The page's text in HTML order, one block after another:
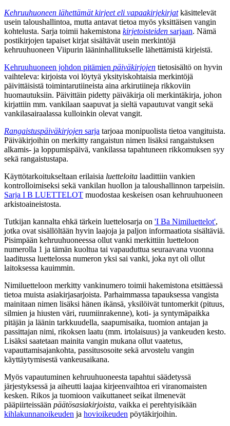
Kehruuhuoneen lähettämät kirjeet eli vapaakirjekirjatkäsittelevät
usein taloushallintoa, mutta antavat tietoa myös yksittäisen vangin
kohtelusta. Sarja toimii hakemistona kirjetoisteiden sarjaan. Nämä
postikirjojen tapaiset kirjat sisältävät usein merkintöjä
kehruuhuoneen Viipurin lääninhallitukselle lähettämistä kirjeistä.
Kehruuhuoneen johdon pitämien päiväkirjojen tietosisältö on hyvin
vaihteleva: kirjoista voi löytyä yksityiskohtaisia merkintöjä
päivittäisistä toimintarutiineista aina arkirutiineja rikkoviin
huomautuksiin. Päivittäin pidetty päiväkirja oli merkintäkirja, johon
kirjattiin mm. vankilaan saapuvat ja sieltä vapautuvat vangit sekä
vankilasairaalassa kulloinkin olevat vangit.
Rangaistuspäiväkirjojen sarja tarjoaa monipuolista tietoa vangituista.
Päiväkirjoihin on merkitty rangaistun nimen lisäksi rangaistuksen
alkamis- ja loppumispäivä, vankilassa tapahtuneen rikkomuksen syy
sekä rangaistustapa.
Käyttötarkoitukseltaan erilaisia luetteloita laadittiin vankien
kontrolloimiseksi sekä vankilan huollon ja taloushallinnon tarpeisiin.
Sarja I B LUETTELOT muodostaa keskeisen osan kehruuhuoneen
arkistoaineistosta.
Tutkijan kannalta ehkä tärkein luettelosarja on 'I Ba Nimiluettelot',
jotka ovat sisällöltään hyvin laajoja ja paljon informaatiota sisältäviä.
Pisimpään kehruuhuoneessa ollut vanki merkittiin luetteloon
numerolla 1 ja tämän kuoltua tai vapauduttua seuraavana vuonna
laaditussa luettelossa numeron yksi sai vanki, joka nyt oli ollut
laitoksessa kauimmin.
Nimiluetteloon merkitty vankinumero toimii hakemistona etsittäessä
tietoa muista asiakirjasarjoista. Parhaimmassa tapauksessa vangista
mainitaan nimen lisäksi hänen ikänsä, yksilöivät tuntomerkit (pituus,
silmien ja hiusten väri, ruumiinrakenne), koti- ja syntymäpaikka
pitäjän ja läänin tarkkuudella, saapumisaika, tuomion antajan ja
passittajan nimi, rikoksen laatu (mm. irtolaisuus) ja vankeuden kesto.
Lisäksi saatetaan mainita vangin mukana ollut vaatetus,
vapauttamisajankohta, passitusosoite sekä arvostelu vangin
käyttäytymisestä vankeusaikana.
Myös vapautuminen kehruuhuoneesta tapahtui säädetyssä
järjestyksessä ja aiheutti laajaa kirjeenvaihtoa eri viranomaisten
kesken. Rikos ja tuomioon vaikuttaneet seikat ilmenevät
pääpiirteissään päätösasiakirjoista, vaikka ei perehtyisikään
kihlakunnanoikeuden ja hovioikeuden pöytäkirjoihin.